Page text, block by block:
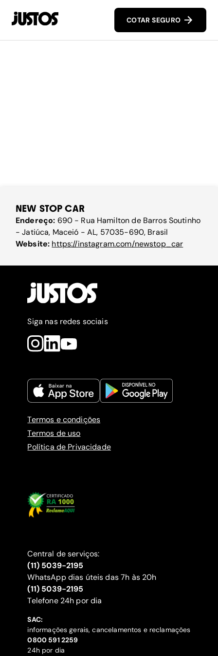
COTAR SEGURO
NEW STOP CAR
Endereço: 690 - Rua Hamilton de Barros Soutinho
- Jatiúca, Maceió - AL, 57035-690, Brasil
Website: https://instagram.com/newstop_car
Siga nas redes sociais
Termos e condições
Termos de uso
Política de Privacidade
Central de serviços:
(11) 5039-2195
WhatsApp dias úteis das 7h às 20h
(11) 5039-2195
‍Telefone 24h por dia
SAC:
informações gerais, cancelamentos e reclamações
‍0800 591 2259
24h por dia